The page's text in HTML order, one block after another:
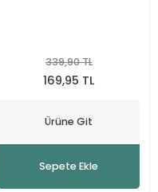
339,90 TL
169,95 TL
Ürüne Git
Sepete Ekle